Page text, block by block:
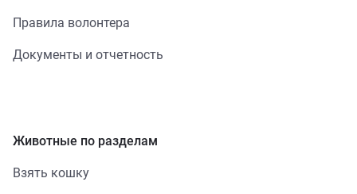
Правила волонтера
Документы и отчетность
Животные по разделам
Взять кошку